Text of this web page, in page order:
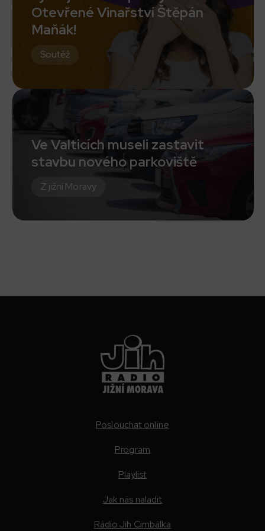
Otevřené Vinařství Štěpán
Maňák!
Soutěž
Ve Valticích museli zastavit
stavbu nového parkoviště
Z jižní Moravy
Poslouchat online
Program
Playlist
Jak nás naladit
Rádio Jih Cimbálka